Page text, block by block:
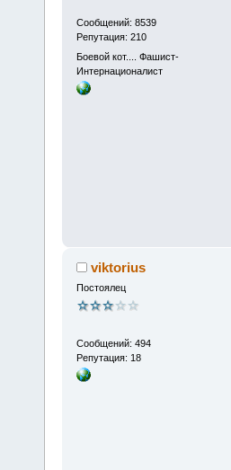
Сообщений: 8539
Репутация: 210
Боевой кот.... Фашист-
Интернационалист
viktorius
Постоялец
Сообщений: 494
Репутация: 18